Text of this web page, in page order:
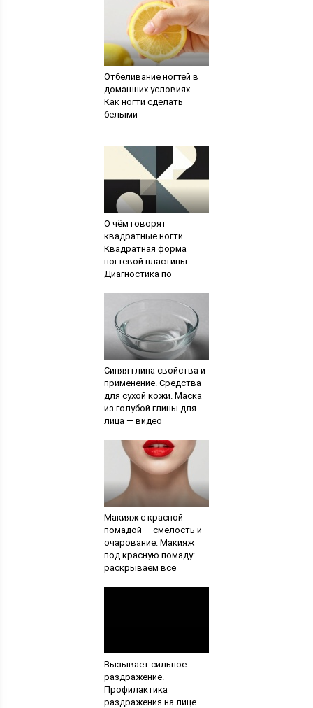
Отбеливание ногтей в
домашних условиях.
Как ногти сделать
белыми
О чём говорят
квадратные ногти.
Квадратная форма
ногтевой пластины.
Диагностика по
Синяя глина свойства и
применение. Средства
для сухой кожи. Маска
из голубой глины для
лица — видео
Макияж с красной
помадой — смелость и
очарование. Макияж
под красную помаду:
раскрываем все
Вызывает сильное
раздражение.
Профилактика
раздражения на лице.